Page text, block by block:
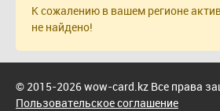
К сожалению в вашем регионе
не найдено!
© 2015-2026 wow-card.kz Все права
Пользовательское соглашение